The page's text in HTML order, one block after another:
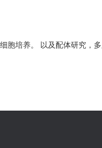
胞培养。 以及配体研究，